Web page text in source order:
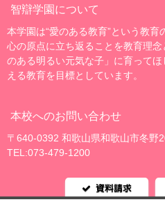
智辯学園について
本学園は“愛のある教育”という教
心の原点に立ち返ることを教育理
のある明るい元気な子」に育って
える教育を目標としています。
本校へのお問い合わせ
〒640-0392 和歌山県和歌山市冬野
TEL:073-479-1200
資料請求